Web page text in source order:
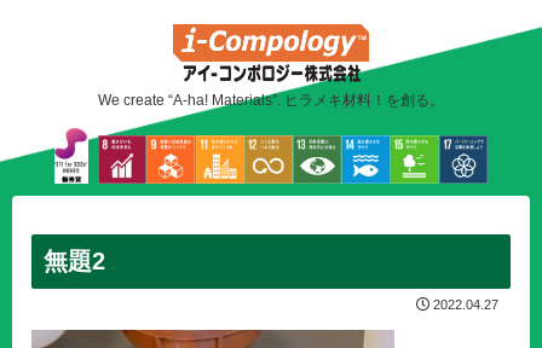
We create “A-ha! Materials”. ヒラメキ材料！を創る。
無題2
2022.04.27